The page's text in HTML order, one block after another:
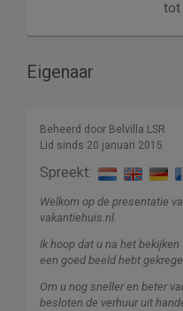
tot
Eigenaar
Beheerd door Belvilla LSR
Lid sinds 20 januari 2015
Spreekt:
Welkom op de presentatie
vakantiehuis.nl.
Ik hoop dat u na het
een goed beeld hebt
Om u nog sneller en beter
besloten de verhuur uit